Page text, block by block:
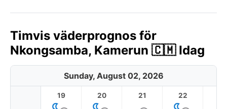
Timvis väderprognos för
Nkongsamba, Kamerun 🇨🇲 Idag
Sunday, August 02, 2026
19 20 21 22